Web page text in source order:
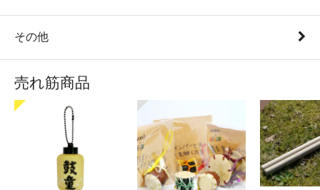
その他
売れ筋商品